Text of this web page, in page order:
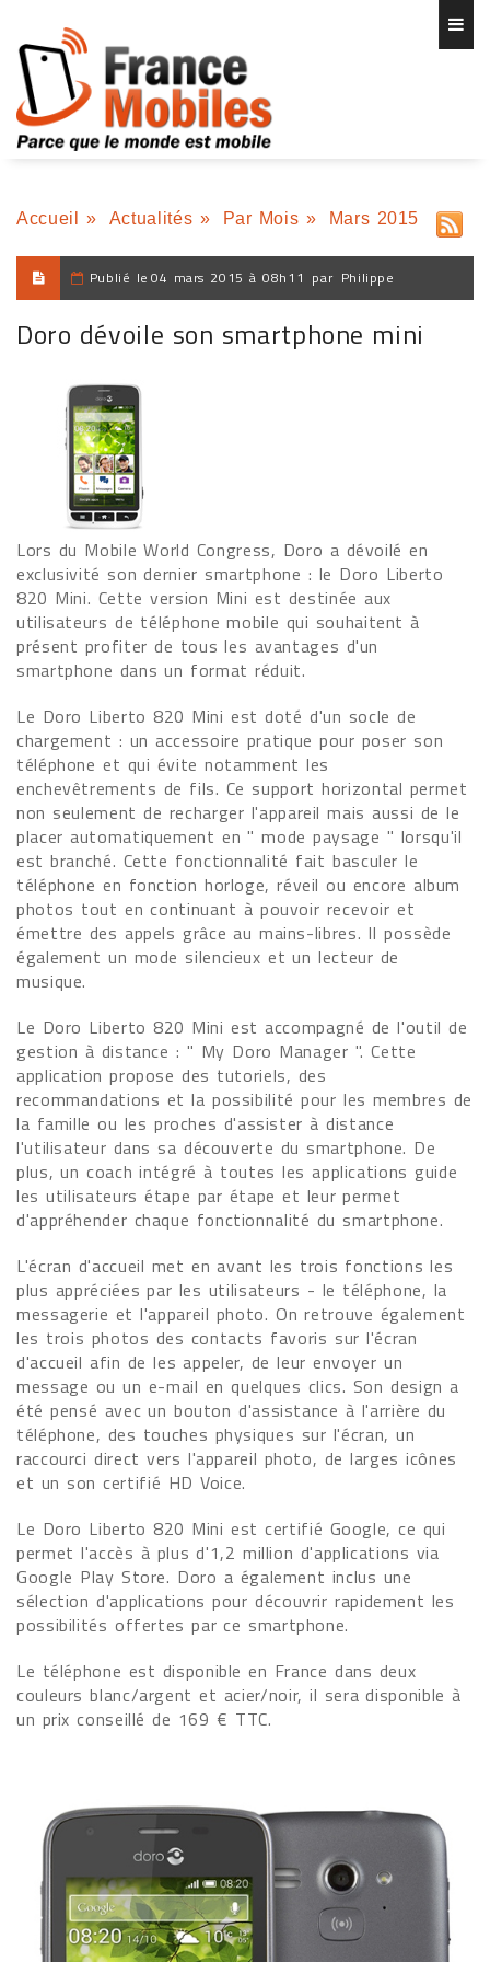
Accueil » Actualités » Par Mois » Mars 2015
Publié le 04 mars 2015 à 08h11 par Philippe
Doro dévoile son smartphone mini
Lors du Mobile World Congress, Doro a dévoilé en
exclusivité son dernier smartphone : le Doro Liberto
820 Mini. Cette version Mini est destinée aux
utilisateurs de téléphone mobile qui souhaitent à
présent profiter de tous les avantages d'un
smartphone dans un format réduit.
Le Doro Liberto 820 Mini est doté d'un socle de
chargement : un accessoire pratique pour poser son
téléphone et qui évite notamment les
enchevêtrements de fils. Ce support horizontal permet
non seulement de recharger l'appareil mais aussi de le
placer automatiquement en " mode paysage " lorsqu'il
est branché. Cette fonctionnalité fait basculer le
téléphone en fonction horloge, réveil ou encore album
photos tout en continuant à pouvoir recevoir et
émettre des appels grâce au mains-libres. Il possède
également un mode silencieux et un lecteur de
musique.
Le Doro Liberto 820 Mini est accompagné de l'outil de
gestion à distance : " My Doro Manager ". Cette
application propose des tutoriels, des
recommandations et la possibilité pour les membres de
la famille ou les proches d'assister à distance
l'utilisateur dans sa découverte du smartphone. De
plus, un coach intégré à toutes les applications guide
les utilisateurs étape par étape et leur permet
d'appréhender chaque fonctionnalité du smartphone.
L'écran d'accueil met en avant les trois fonctions les
plus appréciées par les utilisateurs - le téléphone, la
messagerie et l'appareil photo. On retrouve également
les trois photos des contacts favoris sur l'écran
d'accueil afin de les appeler, de leur envoyer un
message ou un e-mail en quelques clics. Son design a
été pensé avec un bouton d'assistance à l'arrière du
téléphone, des touches physiques sur l'écran, un
raccourci direct vers l'appareil photo, de larges icônes
et un son certifié HD Voice.
Le Doro Liberto 820 Mini est certifié Google, ce qui
permet l'accès à plus d'1,2 million d'applications via
Google Play Store. Doro a également inclus une
sélection d'applications pour découvrir rapidement les
possibilités offertes par ce smartphone.
Le téléphone est disponible en France dans deux
couleurs blanc/argent et acier/noir, il sera disponible à
un prix conseillé de 169 € TTC.